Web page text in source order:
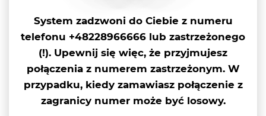
System zadzwoni do Ciebie z numeru
telefonu +48228966666 lub zastrzeżonego
(!). Upewnij się więc, że przyjmujesz
połączenia z numerem zastrzeżonym. W
przypadku, kiedy zamawiasz połączenie z
zagranicy numer może być losowy.